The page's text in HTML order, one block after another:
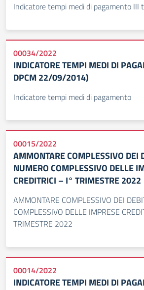
Indicatore tempi medi di pagamento III
00034/2022
INDICATORE TEMPI MEDI DI
DPCM 22/09/2014)
Indicatore tempi medi di pagamento
00015/2022
AMMONTARE COMPLESSIVO DEI
NUMERO COMPLESSIVO DELLE
CREDITRICI – I° TRIMESTRE 2022
AMMONTARE COMPLESSIVO DEI
COMPLESSIVO DELLE IMPRESE
TRIMESTRE 2022
00014/2022
INDICATORE TEMPI MEDI DI